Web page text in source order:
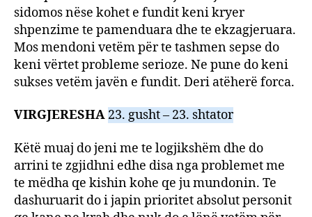
sidomos nëse kohet e fundit keni kryer
shpenzime te pamenduara dhe te ekzagjeruara.
Mos mendoni vetëm për te tashmen sepse do
keni vërtet probleme serioze. Ne pune do keni
sukses vetëm javën e fundit. Deri atëherë forca.
VIRGJERESHA 23. gusht – 23. shtator
Këtë muaj do jeni me te logjikshëm dhe do
arrini te zgjidhni edhe disa nga problemet me
te mëdha qe kishin kohe qe ju mundonin. Te
dashuruarit do i japin prioritet absolut personit